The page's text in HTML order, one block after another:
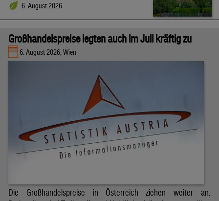
6. August 2026
Großhandelspreise legten auch im Juli kräftig zu
6. August 2026, Wien
Die Großhandelspreise in Österreich ziehen weiter an.